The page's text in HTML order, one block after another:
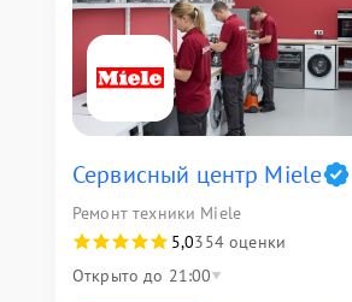
Сервисный центр Miele
Ремонт техники Miele
5,0354 оценки
Открыто до 21:00